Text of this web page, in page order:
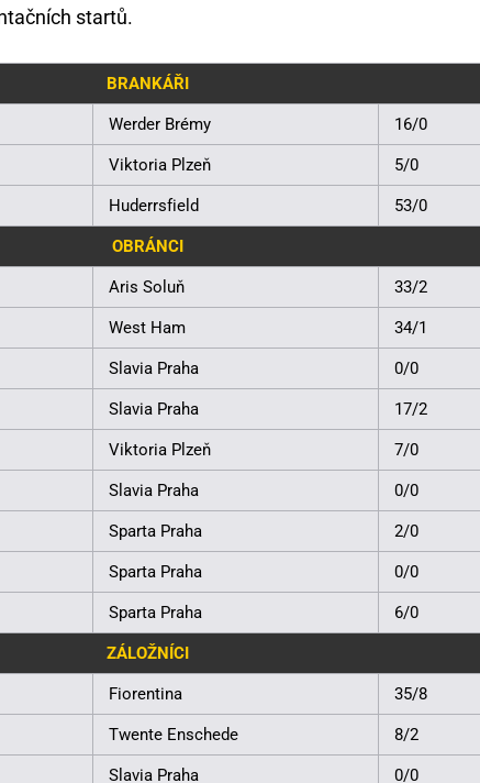
startů.
BRANKÁŘI
Werder Brémy 16/0
Viktoria Plzeň 5/0
Huderrsfield 53/0
OBRÁNCI
Aris Soluň 33/2
West Ham 34/1
Slavia Praha 0/0
Slavia Praha 17/2
Viktoria Plzeň 7/0
Slavia Praha 0/0
Sparta Praha 2/0
Sparta Praha 0/0
Sparta Praha 6/0
ZÁLOŽNÍCI
Fiorentina 35/8
Twente Enschede 8/2
Slavia Praha 0/0